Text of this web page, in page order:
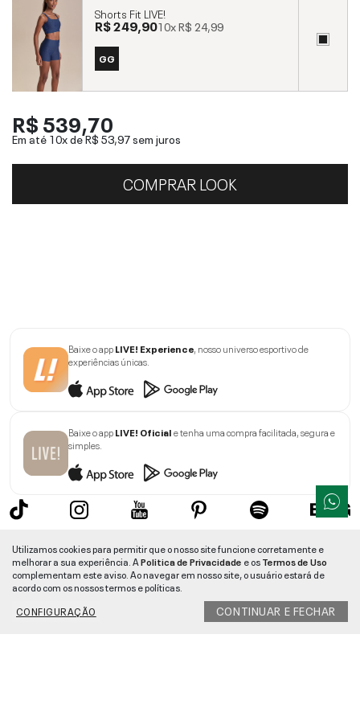
Shorts Fit LIVE!
R$ 249,9010xR$ 24,99
GG
R$ 539,70
Em até 10x deR$ 53,97sem juros
COMPRAR LOOK
Baixe o appLIVE! Experience, nosso universo esportivo de
experiências únicas.
Baixe o appLIVE! Oficiale tenha uma compra facilitada, segura e
simples.
Institucional
Informações
Utilizamos cookies para permitir que o nosso site funcione corretamente e
melhorar a sua experiência. APolitica de Privacidade e osTermos de Uso
complementam este aviso. Ao navegar em nosso site, o usuário estará de
acordo com os nossos termos e políticas.
CONFIGURAÇÃO
CONTINUAR E FECHAR